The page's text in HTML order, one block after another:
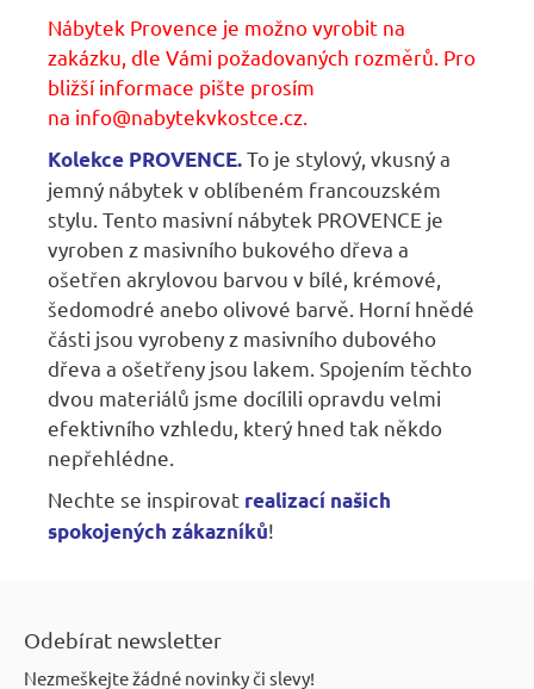
Nábytek Provence je možno vyrobit na
zakázku, dle Vámi požadovaných rozměrů. Pro
bližší informace pište prosím
na info@nabytekvkostce.cz.
Kolekce PROVENCE.To je stylový, vkusný a
jemný nábytek v oblíbeném francouzském
stylu. Tento masivní nábytek PROVENCE je
vyroben z masivního bukového dřeva a
ošetřen akrylovou barvou v bílé, krémové,
šedomodré anebo olivové barvě. Horní hnědé
části jsou vyrobeny z masivního dubového
dřeva a ošetřeny jsou lakem. Spojením těchto
dvou materiálů jsme docílili opravdu velmi
efektivního vzhledu, který hned tak někdo
nepřehlédne.
Nechte se inspirovat realizací našich
spokojených zákazníků!
Odebírat newsletter
Nezmeškejte žádné novinky či slevy!